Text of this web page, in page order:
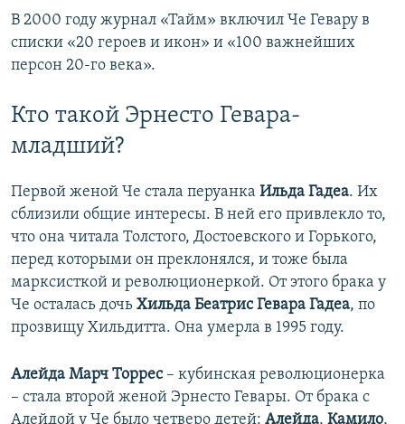
В 2000 году журнал «Тайм» включил Че Гевару в
списки «20 героев и икон» и «100 важнейших
персон 20-го века».
Кто такой Эрнесто Гевара-
младший?
Первой женой Че стала перуанка Ильда Гадеа. Их
сблизили общие интересы. В ней его привлекло то,
что она читала Толстого, Достоевского и Горького,
перед которыми он преклонялся, и тоже была
марксисткой и революционеркой. От этого брака у
Че осталась дочь Хильда Беатрис Гевара Гадеа, по
прозвищу Хильдитта. Она умерла в 1995 году.
Алейда Марч Торрес– кубинская революционерка
– стала второй женой Эрнесто Гевары. От брака с
Алейдой у Че было четверо детей: Алейда, Камило,